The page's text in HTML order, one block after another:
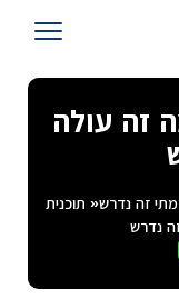
זה עולה
זה נדרש« תוכנית
נדרש